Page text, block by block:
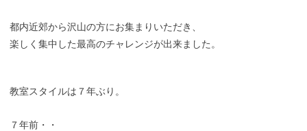
都内近郊から沢山の方にお集まりいただき、
楽しく集中した最高のチャレンジが出来ました。
教室スタイルは７年ぶり。
７年前・・